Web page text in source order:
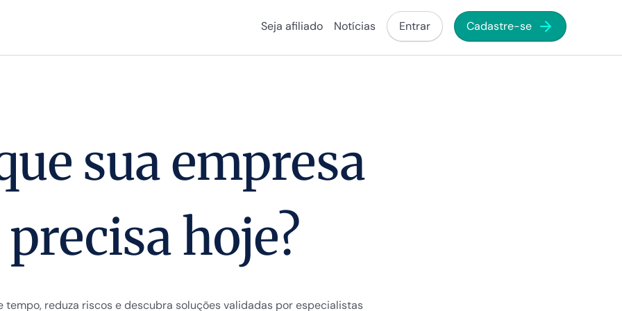
Seja afiliado Notícias Entrar Cadastre-se
sua empresa
precisa hoje?
tempo, reduza riscos e descubra soluções validadas por especialistas